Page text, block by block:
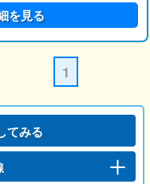
を見る
1
てみる